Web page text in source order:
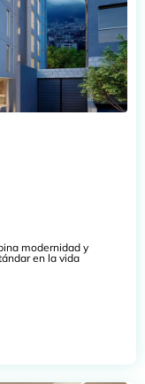
modernidad y
en la vida